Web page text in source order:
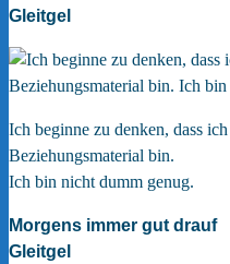
Gleitgel
Ich beginne zu denken, dass
Beziehungsmaterial bin.
Ich bin nicht dumm genug.
Morgens immer gut drauf
Gleitgel